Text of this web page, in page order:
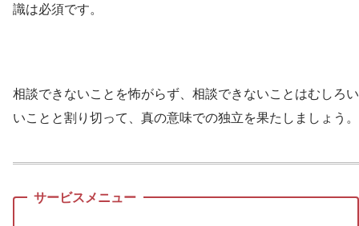
識は必須です。
相談できないことを怖がらず、相談できないことはむしろい
いことと割り切って、真の意味での独立を果たしましょう。